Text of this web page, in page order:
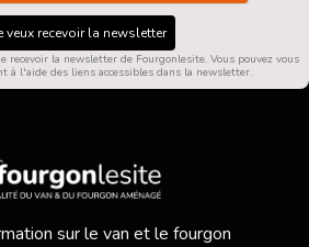
veux recevoir la newsletter
recevoir la newsletter de Fourgonlesite. Vous pouvez vous
à l'aide des liens accessibles dans la newsletter.
sur le van et le fourgon